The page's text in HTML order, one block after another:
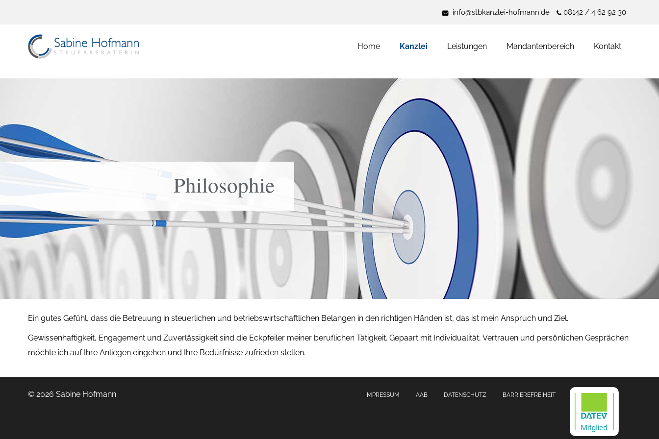
info@stbkanzlei-hofmann.de 08142 / 4 62 92 30
Home Kanzlei Leistungen Mandantenbereich Kontakt
Philosophie
Ein gutes Gefühl, dass die Betreuung in steuerlichen und betriebswirtschaftlichen Belangen in den richtigen Händen ist, das ist mein Anspruch und Ziel.
Gewissenhaftigkeit, Engagement und Zuverlässigkeit sind die Eckpfeiler meiner beruflichen Tätigkeit. Gepaart mit Individualität, Vertrauen und persönlichen Gesprächen
möchte ich auf Ihre Anliegen eingehen und Ihre Bedürfnisse zufrieden stellen.
© 2026 Sabine Hofmann IMPRESSUM AAB DATENSCHUTZ BARRIEREFREIHEIT